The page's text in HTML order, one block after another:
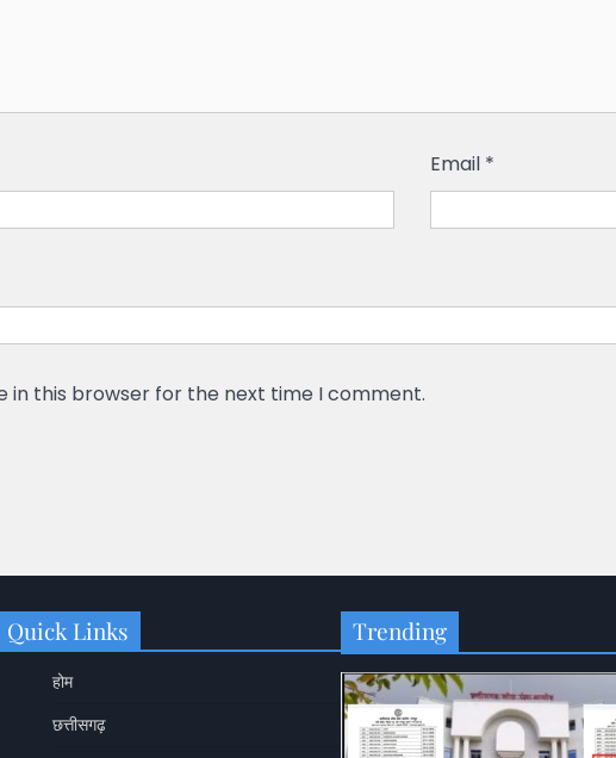
Email *
in this browser for the next time I comment.
Quick Links
होम
छत्तीसगढ़
Trending